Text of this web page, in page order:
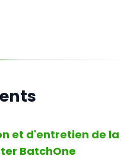
et d'entretien de la
BatchOne